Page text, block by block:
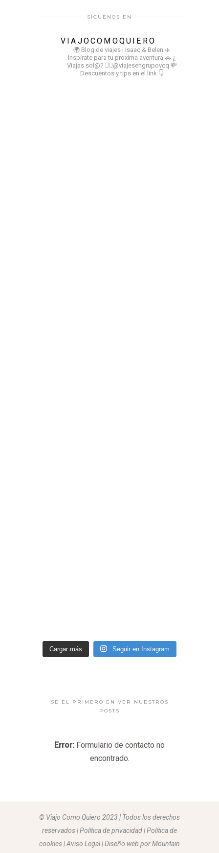
SÍGUENOS EN
VIAJOCOMOQUIERO
🌍 Blog de viajes | Isaac & Belen ✈️
Inspírate para tu proxima aventura 🚗 ¿
Viajas sol@? 👉🏻@viajesengrupovcq 💸
Descuentos y tips en el link 👇
Cargar más Seguir en Instagram
SÉ EL PRIMERO EN VER NUESTROS
POSTS
Error: Formulario de contacto no
encontrado.
© Viajo Como Quiero 2023 | Todos los derechos
reservados | Política de privacidad | Política de
cookies | Aviso Legal |Diseño web por Mountain